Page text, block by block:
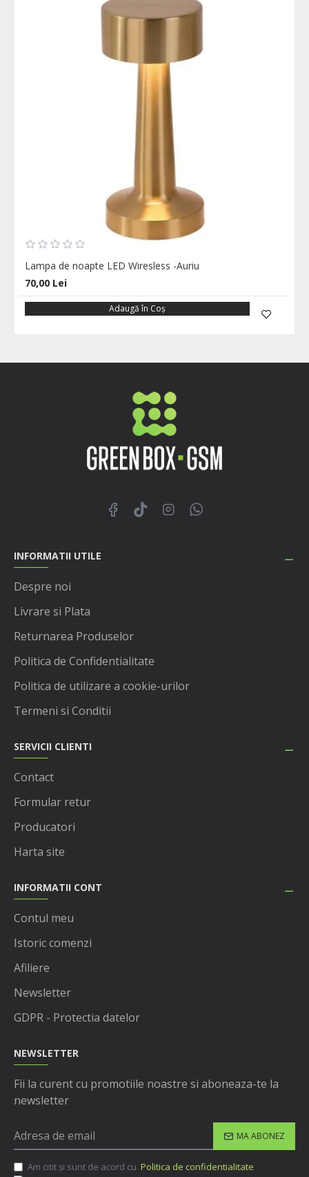
Lampa de noapte LED Wiresless -Auriu
70,00 Lei
Adaugă în Coş
INFORMATII UTILE
Despre noi
Livrare si Plata
Returnarea Produselor
Politica de Confidentialitate
Politica de utilizare a cookie-urilor
Termeni si Conditii
SERVICII CLIENTI
Contact
Formular retur
Producatori
Harta site
INFORMATII CONT
Contul meu
Istoric comenzi
Afiliere
Newsletter
GDPR - Protectia datelor
NEWSLETTER
Fii la curent cu promotiile noastre si aboneaza-te la
newsletter
MA ABONEZ
Am citit şi sunt de acord cu Politica de confidentialitate